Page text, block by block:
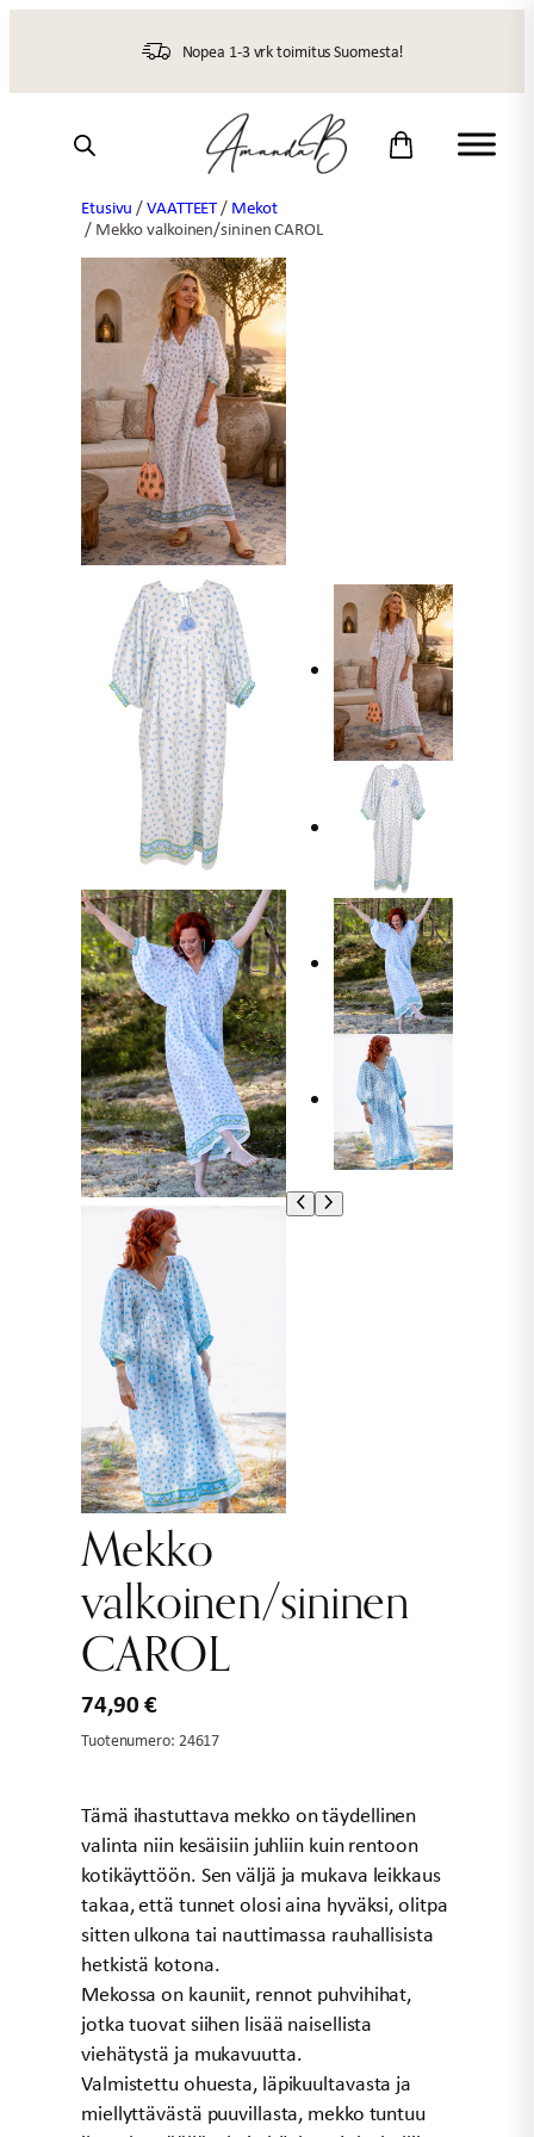
Nopea 1-3 vrk toimitus Suomesta!
Etusivu /VAATTEET/ Mekot
/ Mekko valkoinen/sininen CAROL
Mekko
valkoinen/sininen
CAROL
74,90€
Tuotenumero: 24617
Tämä ihastuttava mekko on täydellinen
valinta niin kesäisiin juhliin kuin rentoon
kotikäyttöön. Sen väljä ja mukava leikkaus
takaa, että tunnet olosi aina hyväksi, olitpa
sitten ulkona tai nauttimassa rauhallisista
hetkistä kotona.
Mekossa on kauniit, rennot puhvihihat,
jotka tuovat siihen lisää naisellista
viehätystä ja mukavuutta.
Valmistettu ohuesta, läpikuultavasta ja
miellyttävästä puuvillasta, mekko tuntuu